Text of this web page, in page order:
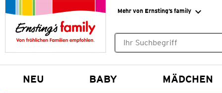
Mehr von Ernsting’s family
NEU BABY MÄDCHEN